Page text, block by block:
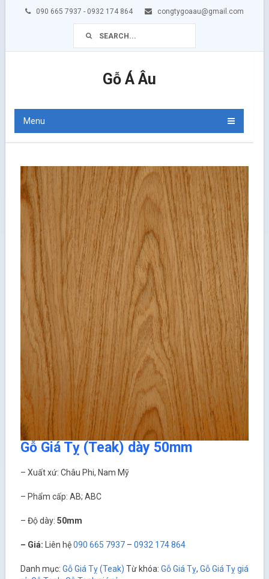
090 665 7937 - 0932 174 864 congtygoaau@gmail.com
Gỗ Á Âu
Menu
Gỗ Giá Tỵ (Teak) dày 50mm
– Xuất xứ: Châu Phi, Nam Mỹ
– Phẩm cấp: AB; ABC
– Độ dày: 50mm
– Giá: Liên hệ090 665 7937– 0932 174 864
Danh mục: Gỗ Giá Tỵ (Teak) Từ khóa: Gỗ Giá Tỵ, Gỗ Giá Tỵ giá